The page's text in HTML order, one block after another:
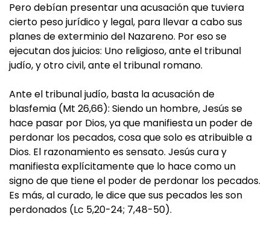
Pero debían presentar una acusación que tuviera
cierto peso jurídico y legal, para llevar a cabo sus
planes de exterminio del Nazareno. Por eso se
ejecutan dos juicios: Uno religioso, ante el tribunal
judío, y otro civil, ante el tribunal romano.
Ante el tribunal judío, basta la acusación de
blasfemia (Mt 26,66): Siendo un hombre, Jesús se
hace pasar por Dios, ya que manifiesta un poder de
perdonar los pecados, cosa que solo es atribuible a
Dios. El razonamiento es sensato. Jesús cura y
manifiesta explícitamente que lo hace como un
signo de que tiene el poder de perdonar los pecados.
Es más, al curado, le dice que sus pecados les son
perdonados (Lc 5,20-24; 7,48-50).